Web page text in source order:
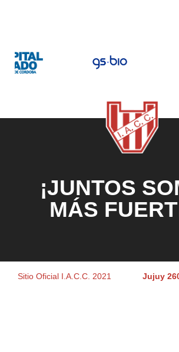
¡JUNTOS
MÁS
Sitio Oficial I.A.C.C. 2021 Jujuy